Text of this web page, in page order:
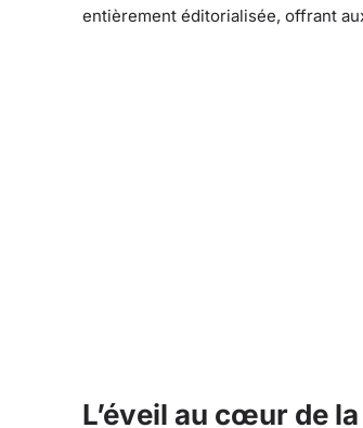
entièrement éditorialisée, offrant
L’éveil au cœur de